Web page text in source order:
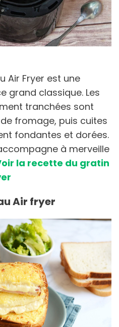
Air Fryer est une
grand classique. Les
tranchées sont
fromage, puis cuites
fondantes et dorées.
à merveille
la recette du gratin
Air fryer